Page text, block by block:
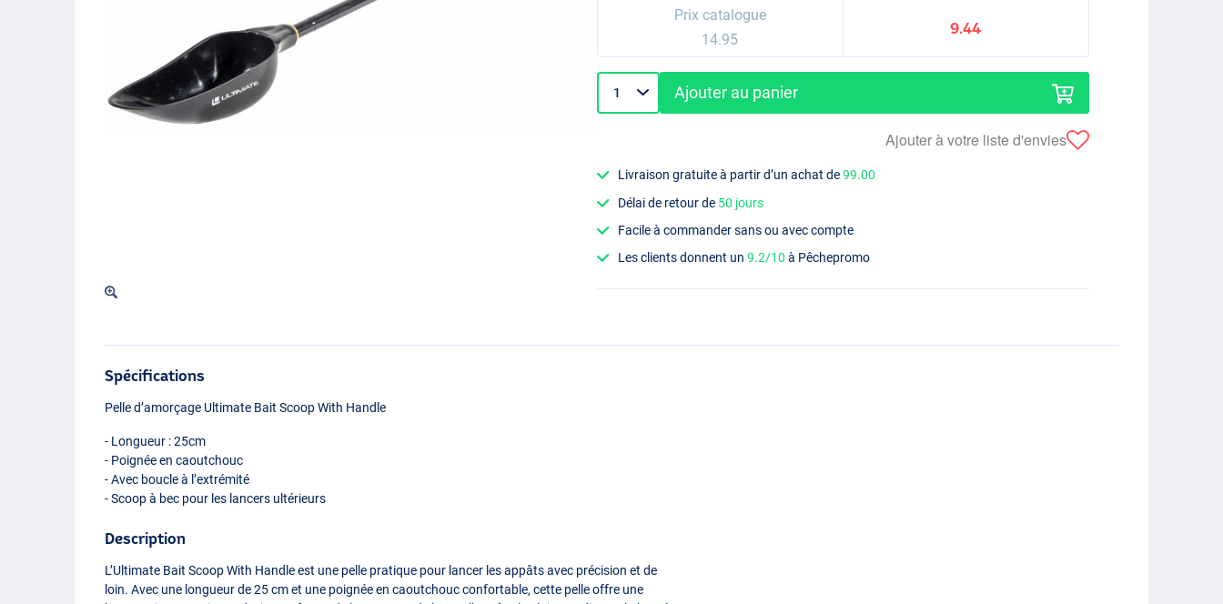
Prix catalogue
14.95
9.44
Ajouter au panier
Ajouter à votre liste d'envies
Livraison gratuite à partir d’un achat de99.00
Délai de retour de 50 jours
Facile à commander sans ou avec compte
Les clients donnent un9.2/10 à Pêchepromo
Spécifications
Pelle d’amorçage Ultimate Bait Scoop With Handle
- Longueur : 25cm
- Poignée en caoutchouc
- Avec boucle à l’extrémité
- Scoop à bec pour les lancers ultérieurs
Description
L’Ultimate Bait Scoop With Handle est une pelle pratique pour lancer les appâts avec précision et de
loin. Avec une longueur de 25 cm et une poignée en caoutchouc confortable, cette pelle offre une